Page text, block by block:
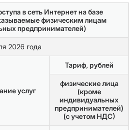
в сеть Интернет на базе
физическим лицам
предпринимателей)
2026 года
услуг
Тариф, рублей
физические лица
(кроме
индивидуальных
предпринимателей)
(с учетом НДС)